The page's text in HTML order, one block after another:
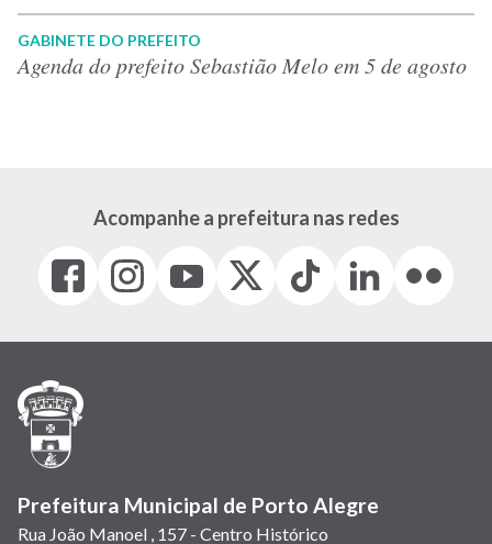
GABINETE DO PREFEITO
Agenda do prefeito Sebastião Melo em 5 de agosto
Acompanhe a prefeitura nas redes
Facebook
(link
em
janela)
Instagram
(link
em
(link
em
(Antigo
(link
Tiktok
(link
em
LinkedIn
(link
em
(link
em
Prefeitura Municipal de Porto Alegre
Rua João Manoel , 157 - Centro Histórico